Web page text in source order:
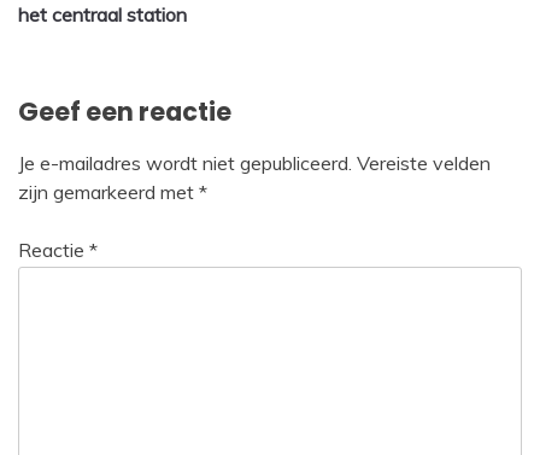
het centraal station
Geef een reactie
Je e-mailadres wordt niet gepubliceerd. Vereiste velden
zijn gemarkeerd met *
Reactie *